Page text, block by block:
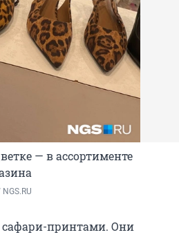
— в ассортименте
сафари-принтами. Они